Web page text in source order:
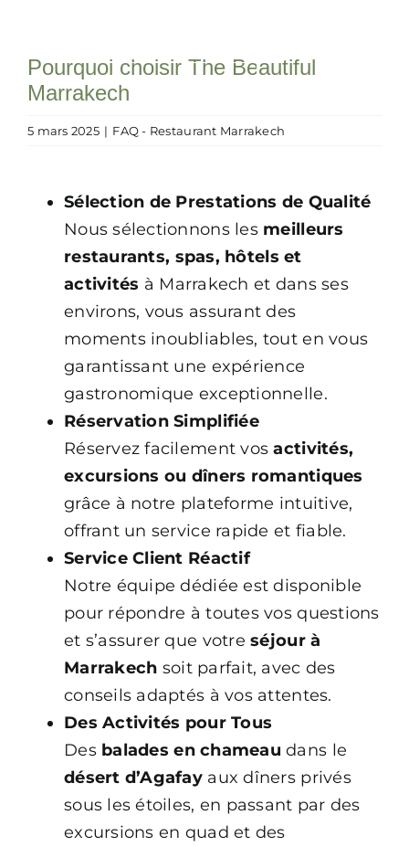
contenu
Toggle
Navigation
Event
Notre concept
Contact
FAQ
Rechercher:
Pourquoi choisir The Beautiful
Marrakech
5 mars 2025 | FAQ - Restaurant Marrakech
Sélection de Prestations de Qualité
Nous sélectionnons les meilleurs
restaurants, spas, hôtels et
activités à Marrakech et dans ses
environs, vous assurant des
moments inoubliables, tout en vous
garantissant une expérience
gastronomique exceptionnelle.
Réservation Simplifiée
Réservez facilement vosactivités,
excursions ou dîners romantiques
grâce à notre plateforme intuitive,
offrant un service rapide et fiable.
Service Client Réactif
Notre équipe dédiée est disponible
pour répondre à toutes vos questions
et s’assurer que votreséjour à
Marrakech soit parfait, avec des
conseils adaptés à vos attentes.
Des Activités pour Tous
Des balades en chameau dans le
désert d’Agafay aux dîners privés
sous les étoiles, en passant par des
excursions en quad et des